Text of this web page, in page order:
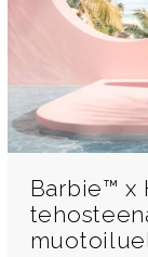
Barbie™ x